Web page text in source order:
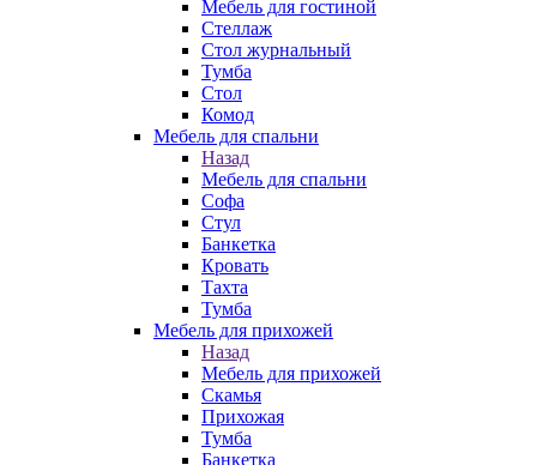
Мебель для гостиной
Стеллаж
Стол журнальный
Тумба
Стол
Комод
Мебель для спальни
Назад
Мебель для спальни
Софа
Стул
Банкетка
Кровать
Тахта
Тумба
Мебель для прихожей
Назад
Мебель для прихожей
Скамья
Прихожая
Тумба
Банкетка